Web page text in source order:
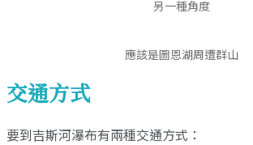
另一種角度
應該是圖恩湖周遭群山
交通方式
要到吉斯河瀑布有兩種交通方式：